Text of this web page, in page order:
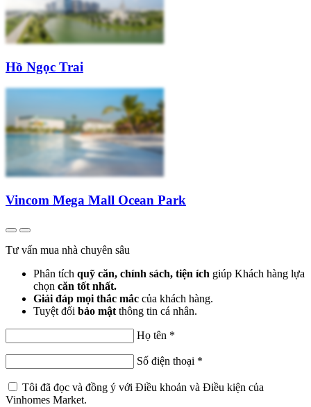
Hồ Ngọc Trai
Vincom Mega Mall Ocean Park
Tư vấn mua nhà chuyên sâu
Phân tích quỹ căn, chính sách, tiện ích giúp Khách hàng lựa
chọn căn tốt nhất.
Giải đáp mọi thắc mắc của khách hàng.
Tuyệt đối bảo mậtthông tin cá nhân.
Họ tên *
Số điện thoại *
Tôi đã đọc và đồng ý với Điều khoản và Điều kiện của
Vinhomes Market.